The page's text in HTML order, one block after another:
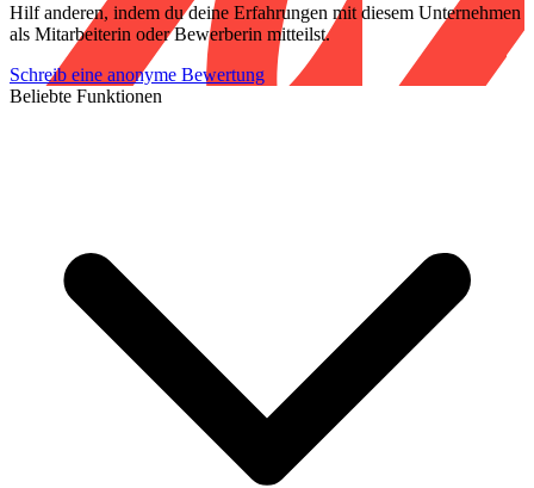
Hilf anderen, indem du deine Erfahrungen mit diesem Unternehmen
als Mitarbeiterin oder Bewerberin mitteilst.
Schreib eine anonyme Bewertung
Beliebte Funktionen